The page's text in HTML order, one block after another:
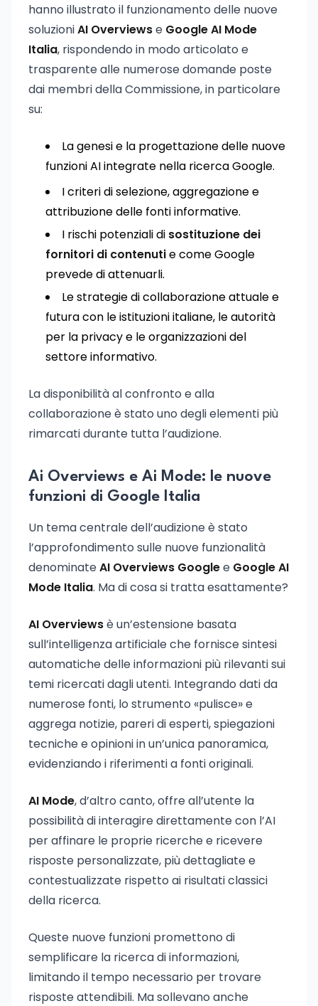
hanno illustrato il funzionamento delle nuove
soluzioniAI Overviewse Google AI Mode
Italia, rispondendo in modo articolato e
trasparente alle numerose domande poste
dai membri della Commissione, in particolare
su:
La genesi e la progettazione delle nuove
funzioni AI integrate nella ricerca Google.
I criteri di selezione, aggregazione e
attribuzione delle fonti informative.
I rischi potenziali di sostituzione dei
fornitori di contenutie come Google
prevede di attenuarli.
Le strategie di collaborazione attuale e
futura con le istituzioni italiane, le autorità
per la privacy e le organizzazioni del
settore informativo.
La disponibilità al confronto e alla
collaborazione è stato uno degli elementi più
rimarcati durante tutta l’audizione.
Ai Overviews e Ai Mode: le nuove
funzioni di Google Italia
Un tema centrale dell’audizione è stato
l’approfondimento sulle nuove funzionalità
denominateAI Overviews Googlee Google AI
Mode Italia. Ma di cosa si tratta esattamente?
AI Overviewsè un’estensione basata
sull’intelligenza artificiale che fornisce sintesi
automatiche delle informazioni più rilevanti sui
temi ricercati dagli utenti. Integrando dati da
numerose fonti, lo strumento «pulisce» e
aggrega notizie, pareri di esperti, spiegazioni
tecniche e opinioni in un’unica panoramica,
evidenziando i riferimenti a fonti originali.
AI Mode, d’altro canto, offre all’utente la
possibilità di interagire direttamente con l’AI
per affinare le proprie ricerche e ricevere
risposte personalizzate, più dettagliate e
contestualizzate rispetto ai risultati classici
della ricerca.
Queste nuove funzioni promettono di
semplificare la ricerca di informazioni,
limitando il tempo necessario per trovare
risposte attendibili. Ma sollevano anche